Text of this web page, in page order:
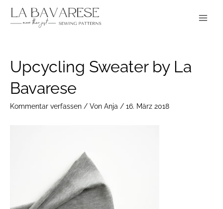
Inhalt
Upcycling Sweater by La
Bavarese
Kommentar verfassen / Von Anja / 16. März 2018
navigation